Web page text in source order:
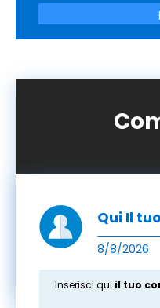
Qui Il
8/8/2026
Inserisci qui il tuo